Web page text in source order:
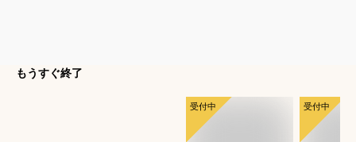
もうすぐ終了
受付中 受付中